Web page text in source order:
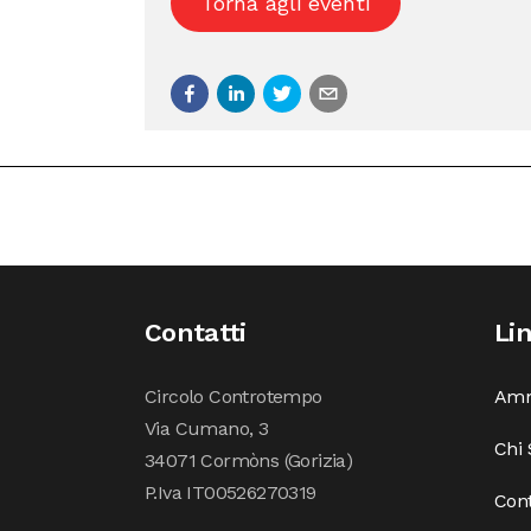
Contatti
Circolo Controtempo
Via Cumano, 3
34071 Cormòns (Gorizia)
P.Iva IT00526270319
Chi